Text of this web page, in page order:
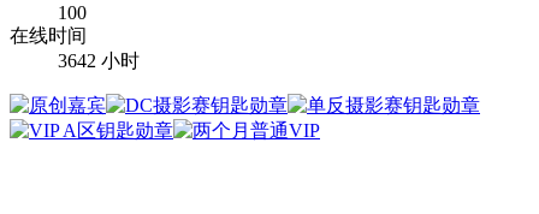
100
在线时间
3642 小时